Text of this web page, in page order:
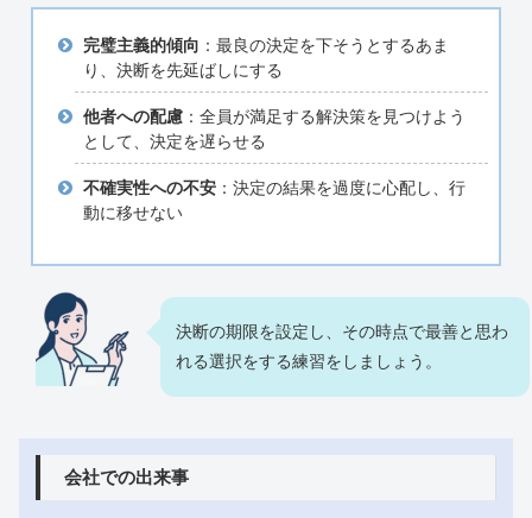
完璧主義的傾向 ：最良の決定を下そうとするあま
り、決断を先延ばしにする
他者への配慮：全員が満足する解決策を見つけよう
として、決定を遅らせる
不確実性への不安：決定の結果を過度に心配し、行
動に移せない
決断の期限を設定し、その時点で最善と思わ
れる選択をする練習をしましょう。
会社での出来事